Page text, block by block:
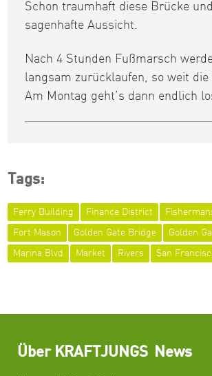
Schon traumhaft diese Brücke
sagenhafte Aussicht.
Nach 4 Stunden Fußmarsch
langsam zurücklaufen, so weit die
Am Montag geht’s dann endlich
Tags:
Ferry Building Finance District
Fort Mason Golden Gate Bridge Golden
Marina Blvd Market Rivers San
Über KRAFTJUNGS News